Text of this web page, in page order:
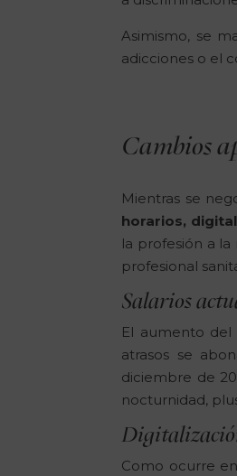
Asimismo, se
adicciones o el
Cambios
Mientras se
horarios,
la profesión a
profesional
Salarios
El aumento del
atrasos se
diciembre de
nocturnidad,
Como ocurre